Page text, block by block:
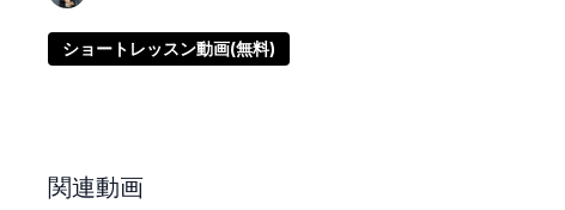
ショートレッスン動画(無料)
関連動画